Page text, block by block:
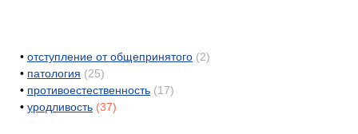
• отступление от общепринятого (2)
• патология (25)
• противоестественность (17)
• уродливость (37)